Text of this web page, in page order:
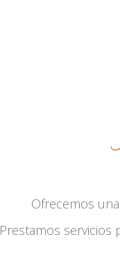
Ofrecemos
Prestamos servicios